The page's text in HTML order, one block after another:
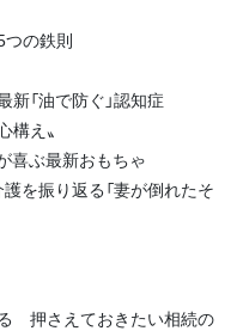
つの鉄則
「油で防ぐ」認知症
え〟
ぶ最新おもちゃ
を振り返る「妻が倒れたそ
押さえておきたい相続の